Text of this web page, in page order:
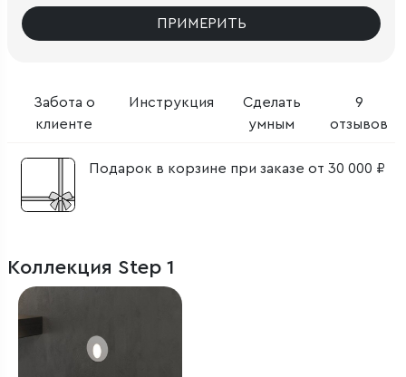
Забота о
клиенте
Инструкция
Сделать
умным
9
отзывов
Подарок в корзине при заказе от 30 000 ₽
ПРИМЕРИТЬ
Коллекция Step 1